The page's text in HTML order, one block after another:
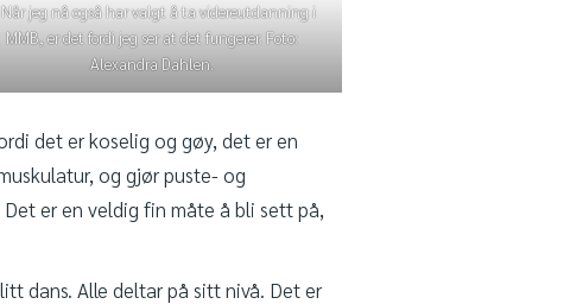
jeg nå også har valgt å ta videreutdanning i
MMB, er det fordi jeg ser at det fungerer. Foto:
Alexandra Dahlen.
det er koselig og gøy, det er en
og gjør puste- og
er en veldig fin måte å bli sett på,
dans. Alle deltar på sitt nivå. Det er